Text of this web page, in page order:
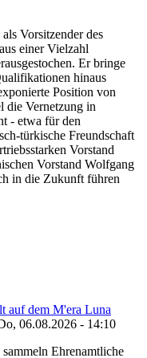
Vorsitzender des
einer Vielzahl
Er bringe
hinaus
Position von
die Vernetzung in
- etwa für den
türkische Freundschaft
Vorstand
Vorstand Wolfgang
in die Zukunft führen
auf dem M'era Luna
06.08.2026 - 14:10
Ehrenamtliche